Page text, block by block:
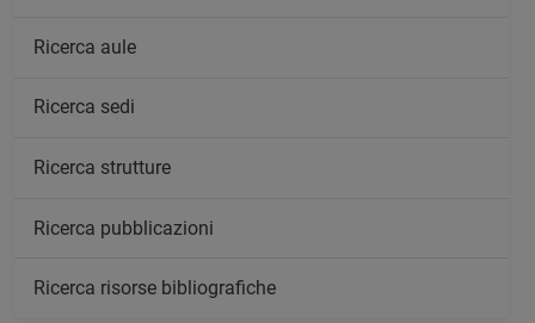
Ricerca aule
Ricerca sedi
Ricerca strutture
Ricerca pubblicazioni
Ricerca risorse bibliografiche